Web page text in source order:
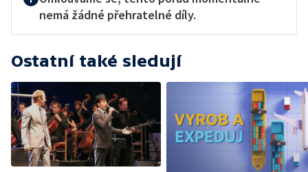
nemá žádné přehratelné díly.
Ostatní také sledují